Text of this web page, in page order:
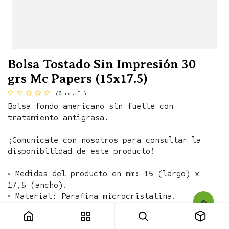
Bolsa Tostado Sin Impresión 30
grs Mc Papers (15x17.5)
(0 reseña)
Bolsa fondo americano sin fuelle con
tratamiento antigrasa.
¡Comunicate con nosotros para consultar la
disponibilidad de este producto!
◦ Medidas del producto en mm: 15 (largo) x
17,5 (ancho).
◦ Material: Parafina microcristalina.
◦ Unidades por caja: 2000.